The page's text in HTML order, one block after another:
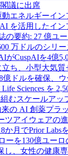
議に出席
エネルギーイ
AI を活用したイ
の要約: 27 億ユ
万ドルのシ
がCuspAIを4億
ち、小型大気
ドルを確保、
Life Sciences を
むスケールアッ
来の AI 創薬プ
ツアイウェアの
か月でPrior Labs
ーを130億ユー
し、女性の健康